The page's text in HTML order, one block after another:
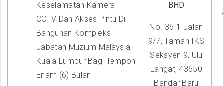
Keselamatan Kamera
CCTV Dan Akses Pintu Di
Bangunan Kompleks
Jabatan Muzium Malaysia,
Kuala Lumpur Bagi Tempoh
Enam (6) Bulan
BHD
No. 36-1 Jalan
9/7, Taman IKS
Seksyen 9, Ulu
Langat, 43650
Bandar Baru